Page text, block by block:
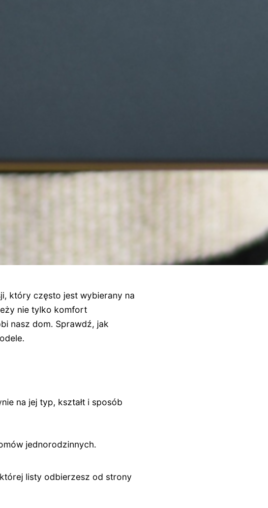
który często jest wybierany na
nie tylko komfort
nasz dom. Sprawdź, jak
na jej typ, kształt i sposób
jednorodzinnych.
listy odbierzesz od strony